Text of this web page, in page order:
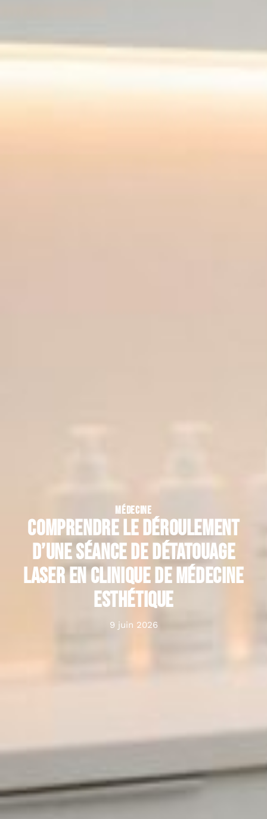
MÉDECINE
Comprendre le déroulement
d’une séance de détatouage
laser en clinique de médecine
esthétique
9 juin 2026